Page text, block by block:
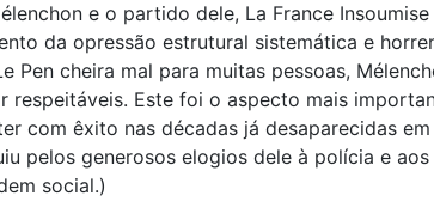
e o partido dele, La France
da opressão estrutural sistemática e
Pen cheira mal para muitas pessoas,
Este foi o aspecto mais
com êxito nas décadas já desaparecidas
pelos generosos elogios dele à polícia e
social.)